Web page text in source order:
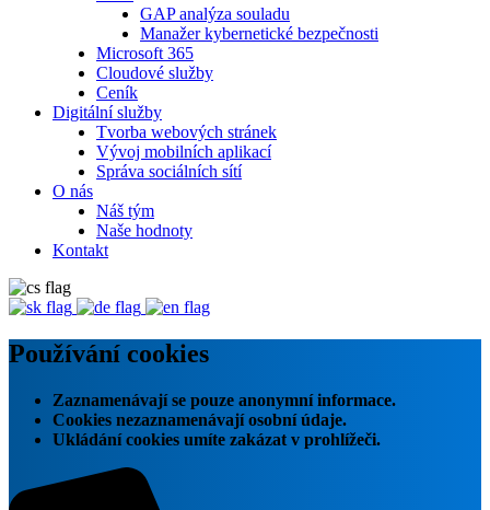
GAP analýza souladu
Manažer kybernetické bezpečnosti
Microsoft 365
Cloudové služby
Ceník
Digitální služby
Tvorba webových stránek
Vývoj mobilních aplikací
Správa sociálních sítí
O nás
Náš tým
Naše hodnoty
Kontakt
Používání cookies
Zaznamenávají se pouze anonymní informace.
Cookies nezaznamenávají osobní údaje.
Ukládání cookies umíte zakázat v prohlížeči.